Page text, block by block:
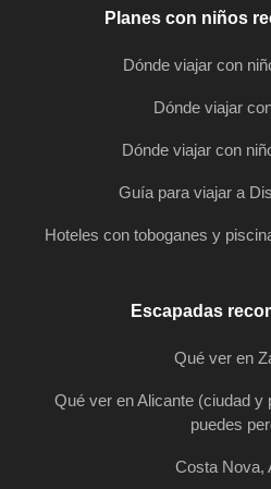
Planes con niños
Dónde viajar con
Dónde viajar
Dónde viajar con
Guía para viajar a
Hoteles con toboganes y
Escapadas
Qué ver en
Qué ver en Alicante (ciudad y
puedes
Costa Nova,